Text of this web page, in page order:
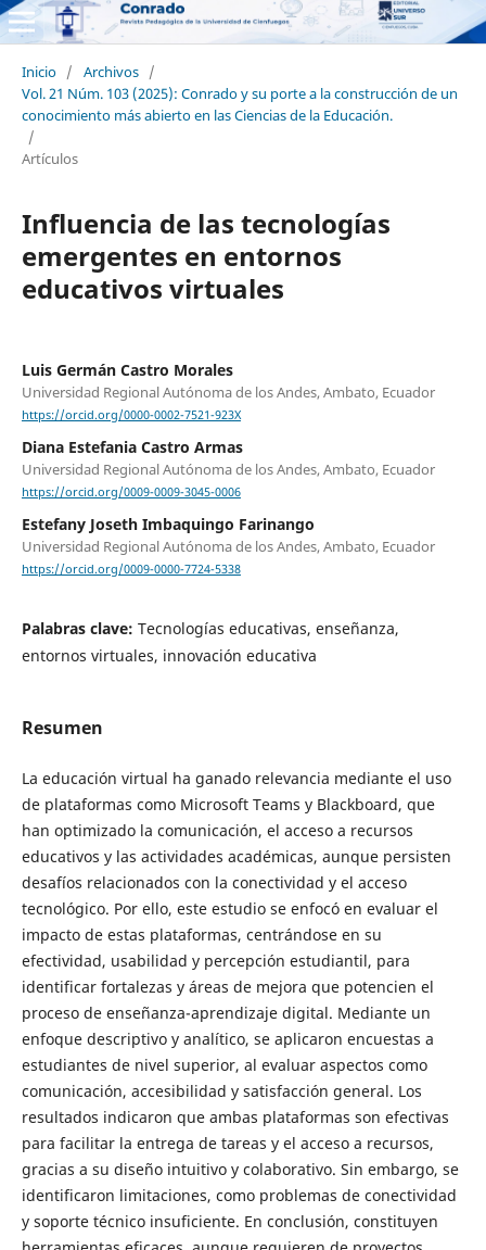
Inicio / Archivos /
Vol. 21 Núm. 103 (2025): Conrado y su porte a la construcción de un
conocimiento más abierto en las Ciencias de la Educación.
/
Artículos
Influencia de las tecnologías
emergentes en entornos
educativos virtuales
Luis Germán Castro Morales
Universidad Regional Autónoma de los Andes, Ambato, Ecuador
https://orcid.org/0000-0002-7521-923X
Diana Estefania Castro Armas
Universidad Regional Autónoma de los Andes, Ambato, Ecuador
https://orcid.org/0009-0009-3045-0006
Estefany Joseth Imbaquingo Farinango
Universidad Regional Autónoma de los Andes, Ambato, Ecuador
https://orcid.org/0009-0000-7724-5338
Palabras clave: Tecnologías educativas, enseñanza,
entornos virtuales, innovación educativa
Resumen
La educación virtual ha ganado relevancia mediante el uso
de plataformas como Microsoft Teams y Blackboard, que
han optimizado la comunicación, el acceso a recursos
educativos y las actividades académicas, aunque persisten
desafíos relacionados con la conectividad y el acceso
tecnológico. Por ello, este estudio se enfocó en evaluar el
impacto de estas plataformas, centrándose en su
efectividad, usabilidad y percepción estudiantil, para
identificar fortalezas y áreas de mejora que potencien el
proceso de enseñanza-aprendizaje digital. Mediante un
enfoque descriptivo y analítico, se aplicaron encuestas a
estudiantes de nivel superior, al evaluar aspectos como
comunicación, accesibilidad y satisfacción general. Los
resultados indicaron que ambas plataformas son efectivas
para facilitar la entrega de tareas y el acceso a recursos,
gracias a su diseño intuitivo y colaborativo. Sin embargo, se
identificaron limitaciones, como problemas de conectividad
y soporte técnico insuficiente. En conclusión, constituyen